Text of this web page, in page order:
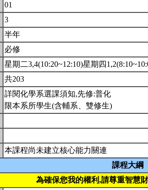
01
3
半年
必修
星期二3,4(10:20~12:10)星期四
共203
詳閱化學系選課須知,先修:普化
限本系所學生(含輔系、雙修生)
本課程尚未建立核心能力關連
課程大綱
為確保您我的權利,請尊重智慧